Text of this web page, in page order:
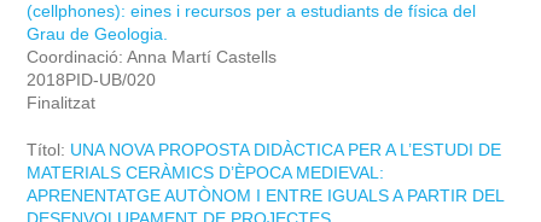
(cellphones): eines i recursos per a estudiants de física del
Grau de Geologia.
Coordinació: Anna Martí Castells
2018PID-UB/020
Finalitzat
Títol: UNA NOVA PROPOSTA DIDÀCTICA PER A L’ESTUDI DE
MATERIALS CERÀMICS D’ÈPOCA MEDIEVAL:
APRENENTATGE AUTÒNOM I ENTRE IGUALS A PARTIR DEL